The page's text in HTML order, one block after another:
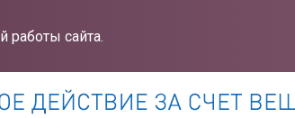
работы сайта.